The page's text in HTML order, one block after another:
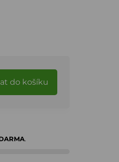
do košíku
.